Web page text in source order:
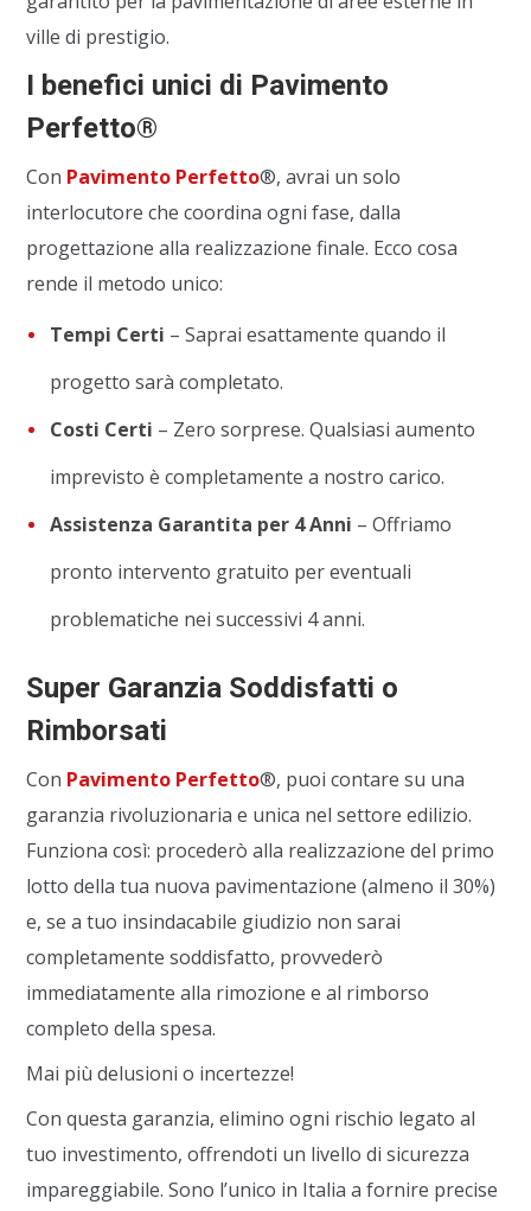
ville di prestigio.
I benefici unici di Pavimento
Perfetto®
Con Pavimento Perfetto®, avrai un solo
interlocutore che coordina ogni fase, dalla
progettazione alla realizzazione finale. Ecco cosa
rende il metodo unico:
Tempi Certi – Saprai esattamente quando il
progetto sarà completato.
Costi Certi – Zero sorprese. Qualsiasi aumento
imprevisto è completamente a nostro carico.
Assistenza Garantita per 4 Anni – Offriamo
pronto intervento gratuito per eventuali
problematiche nei successivi 4 anni.
Super Garanzia Soddisfatti o
Rimborsati
Con Pavimento Perfetto®, puoi contare su una
garanzia rivoluzionaria e unica nel settore edilizio.
Funziona così: procederò alla realizzazione del primo
lotto della tua nuova pavimentazione (almeno il 30%)
e, se a tuo insindacabile giudizio non sarai
completamente soddisfatto, provvederò
immediatamente alla rimozione e al rimborso
completo della spesa.
Mai più delusioni o incertezze!
Con questa garanzia, elimino ogni rischio legato al
tuo investimento, offrendoti un livello di sicurezza
impareggiabile. Sono l’unico in Italia a fornire precise